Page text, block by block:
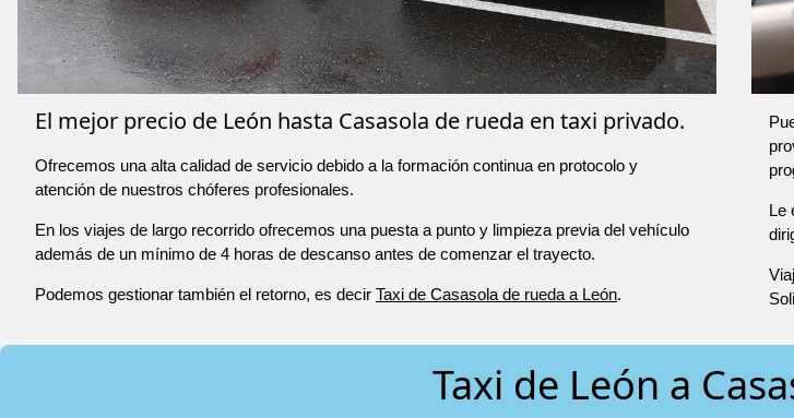
El mejor precio de León hasta Casasola de rueda en taxi privado.
Ofrecemos una alta calidad de servicio debido a la formación continua en protocolo y
atención de nuestros chóferes profesionales.
En los viajes de largo recorrido ofrecemos una puesta a punto y limpieza previa del vehículo
además de un mínimo de 4 horas de descanso antes de comenzar el trayecto.
Podemos gestionar también el retorno, es decir Taxi de Casasola de rueda a León.
Le
Taxi de León a